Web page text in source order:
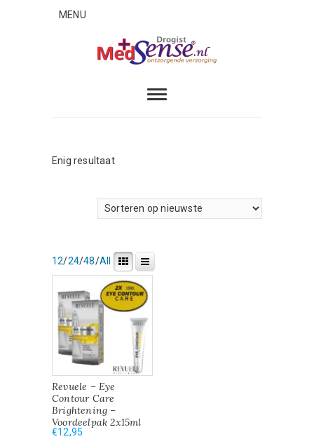
MENU
Enig resultaat
12/24/48/All
Revuele – Eye
Contour Care
Brightening –
Voordeelpak 2x15ml
€12,95